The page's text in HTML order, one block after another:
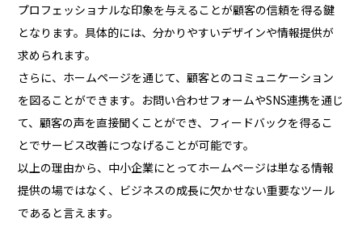
プロフェッショナルな印象を与えることが顧客の信頼を得る鍵
となります。具体的には、分かりやすいデザインや情報提供が
求められます。
さらに、ホームページを通じて、顧客とのコミュニケーション
を図ることができます。お問い合わせフォームやSNS連携を通じ
て、顧客の声を直接聞くことができ、フィードバックを得るこ
とでサービス改善につなげることが可能です。
以上の理由から、中小企業にとってホームページは単なる情報
提供の場ではなく、ビジネスの成長に欠かせない重要なツール
であると言えます。